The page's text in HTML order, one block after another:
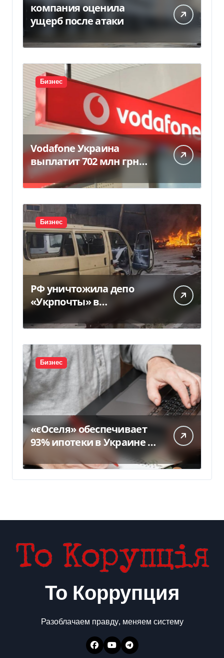
компания оценила
ущерб после атаки
Бизнес
Vodafone Украина
выплатит 702 млн грн
дивидендов — Delo.ua
Бизнес
РФ уничтожила депо
«Укрпочты» в
Павлограде: есть
погибшие и ранены
Бизнес
«єОселя» обеспечивает
93% ипотеки в Украине –
банкиры
То Коррупция
Разоблачаем правду, меняем систему